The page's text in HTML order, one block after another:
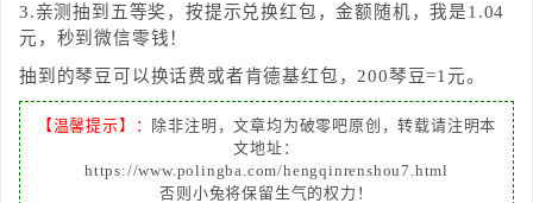
3.亲测抽到五等奖，按提示兑换红包，金额随机，我是1.04
元，秒到微信零钱！
抽到的琴豆可以换话费或者肯德基红包，200琴豆=1元。
【温馨提示】： 除非注明，文章均为破零吧原创，转载请注明本
文地址：
https://www.polingba.com/hengqinrenshou7.html
否则小兔将保留生气的权力！